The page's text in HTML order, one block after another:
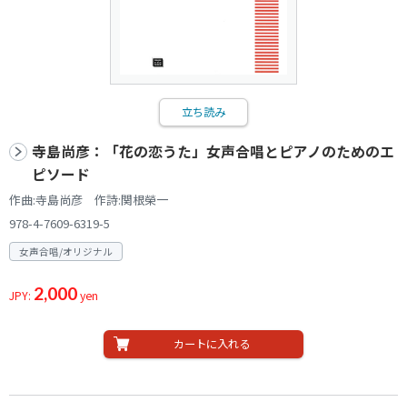
立ち読み
寺島尚彦：「花の恋うた」女声合唱とピアノのためのエ
ピソード
作曲:寺島尚彦 作詩:関根榮一
978-4-7609-6319-5
女声合唱/オリジナル
JPY: 2,000yen
カートに入れる